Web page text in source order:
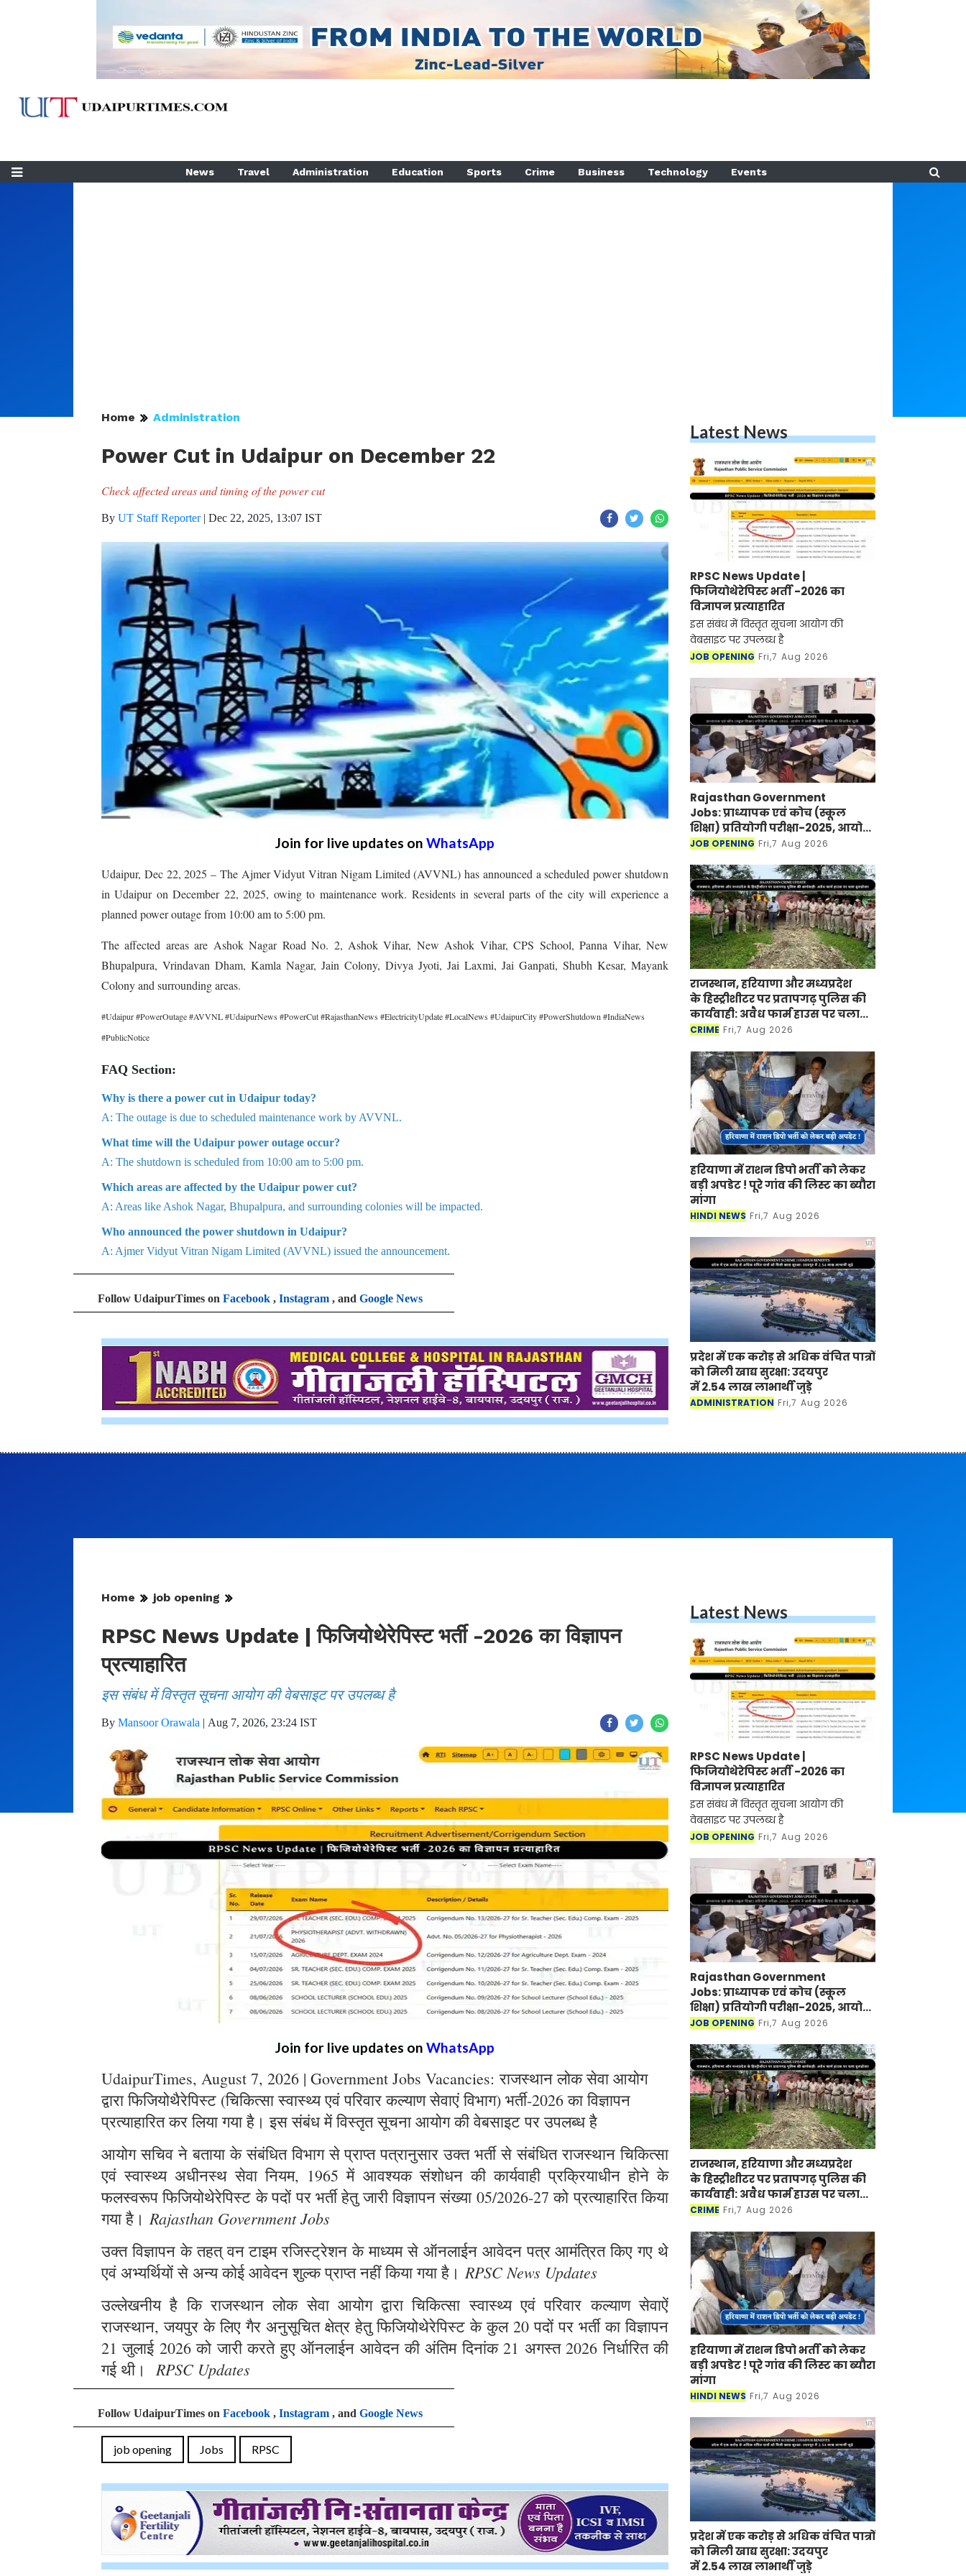
News Travel Administration Education Sports Crime Business Technology Events
Home Administration
Power Cut in Udaipur on December 22
Check affected areas and timing of the power cut
By UT Staff Reporter| Dec 22, 2025, 13:07 IST
Join for live updates on WhatsApp
Udaipur, Dec 22, 2025 – The Ajmer Vidyut Vitran Nigam Limited (AVVNL) has announced a scheduled power shutdown
in Udaipur on December 22, 2025, owing to maintenance work. Residents in several parts of the city will experience a
planned power outage from 10:00 am to 5:00 pm.
The affected areas are Ashok Nagar Road No. 2, Ashok Vihar, New Ashok Vihar, CPS School, Panna Vihar, New
Bhupalpura, Vrindavan Dham, Kamla Nagar, Jain Colony, Divya Jyoti, Jai Laxmi, Jai Ganpati, Shubh Kesar, Mayank
Colony and surrounding areas.
#Udaipur #PowerOutage #AVVNL #UdaipurNews #PowerCut #RajasthanNews #ElectricityUpdate #LocalNews #UdaipurCity #PowerShutdown #IndiaNews
#PublicNotice
FAQ Section:
Why is there a power cut in Udaipur today?
A: The outage is due to scheduled maintenance work by AVVNL.
What time will the Udaipur power outage occur?
A: The shutdown is scheduled from 10:00 am to 5:00 pm.
Which areas are affected by the Udaipur power cut?
A: Areas like Ashok Nagar, Bhupalpura, and surrounding colonies will be impacted.
Who announced the power shutdown in Udaipur?
A: Ajmer Vidyut Vitran Nigam Limited (AVVNL) issued the announcement.
Follow UdaipurTimes on Facebook , Instagram , and Google News
Latest News
RPSC News Update |
फिजियोथेरेपिस्ट भर्ती -2026 का
विज्ञापन प्रत्याहारित
इस संबंध में विस्तृत सूचना आयोग की
वेबसाइट पर उपलब्ध है
JOB OPENING Fri,7 Aug 2026
Rajasthan Government
Jobs: प्राध्यापक एवं कोच (स्कूल
शिक्षा) प्रतियोगी परीक्षा-2025, आयोग
ने जारी की हिंदी विषय की विचारित
JOB OPENING Fri,7 Aug 2026
राजस्थान, हरियाणा और मध्यप्रदेश
के हिस्ट्रीशीटर पर प्रतापगढ़ पुलिस की
कार्यवाही: अवैध फार्म हाउस पर चला
बुलडोजर
CRIME Fri,7 Aug 2026
हरियाणा में राशन डिपो भर्ती को लेकर
बड़ी अपडेट ! पूरे गांव की लिस्ट का ब्यौरा
मांगा
HINDI NEWS Fri,7 Aug 2026
प्रदेश में एक करोड़ से अधिक वंचित पात्रों
को मिली खाद्य सुरक्षा: उदयपुर
में 2.54 लाख लाभार्थी जुड़े
ADMINISTRATION Fri,7 Aug 2026
Home job opening
RPSC News Update | फिजियोथेरेपिस्ट भर्ती -2026 का विज्ञापन
प्रत्याहारित
इस संबंध में विस्तृत सूचना आयोग की वेबसाइट पर उपलब्ध है
By Mansoor Orawala | Aug 7, 2026, 23:24 IST
Join for live updates on WhatsApp
UdaipurTimes, August 7, 2026 | Government Jobs Vacancies: राजस्थान लोक सेवा आयोग
द्वारा फिजियोथैरेपिस्ट (चिकित्सा स्वास्थ्य एवं परिवार कल्याण सेवाएं विभाग) भर्ती-2026 का विज्ञापन
प्रत्याहारित कर लिया गया है। इस संबंध में विस्तृत सूचना आयोग की वेबसाइट पर उपलब्ध है
आयोग सचिव ने बताया के संबंधित विभाग से प्राप्त पत्रानुसार उक्त भर्ती से संबंधित राजस्थान चिकित्सा
एवं स्वास्थ्य अधीनस्थ सेवा नियम, 1965 में आवश्यक संशोधन की कार्यवाही प्रक्रियाधीन होने के
फलस्वरूप फिजियोथेरेपिस्ट के पदों पर भर्ती हेतु जारी विज्ञापन संख्या 05/2026-27 को प्रत्याहारित किया
गया है। Rajasthan Government Jobs
उक्त विज्ञापन के तहत् वन टाइम रजिस्ट्रेशन के माध्यम से ऑनलाईन आवेदन पत्र आमंत्रित किए गए थे
एवं अभ्यर्थियों से अन्य कोई आवेदन शुल्क प्राप्त नहीं किया गया है। RPSC News Updates
उल्लेखनीय है कि राजस्थान लोक सेवा आयोग द्वारा चिकित्सा स्वास्थ्य एवं परिवार कल्याण सेवाऐं
राजस्थान, जयपुर के लिए गैर अनुसूचित क्षेत्र हेतु फिजियोथेरेपिस्ट के कुल 20 पदों पर भर्ती का विज्ञापन
21 जुलाई 2026 को जारी करते हुए ऑनलाईन आवेदन की अंतिम दिनांक 21 अगस्त 2026 निर्धारित की
गई थी। RPSC Updates
Follow UdaipurTimes on Facebook , Instagram , and Google News
job opening Jobs RPSC
Latest News
RPSC News Update |
फिजियोथेरेपिस्ट भर्ती -2026 का
विज्ञापन प्रत्याहारित
इस संबंध में विस्तृत सूचना आयोग की
वेबसाइट पर उपलब्ध है
JOB OPENING Fri,7 Aug 2026
Rajasthan Government
Jobs: प्राध्यापक एवं कोच (स्कूल
शिक्षा) प्रतियोगी परीक्षा-2025, आयोग
ने जारी की हिंदी विषय की विचारित
JOB OPENING Fri,7 Aug 2026
राजस्थान, हरियाणा और मध्यप्रदेश
के हिस्ट्रीशीटर पर प्रतापगढ़ पुलिस की
कार्यवाही: अवैध फार्म हाउस पर चला
बुलडोजर
CRIME Fri,7 Aug 2026
हरियाणा में राशन डिपो भर्ती को लेकर
बड़ी अपडेट ! पूरे गांव की लिस्ट का ब्यौरा
मांगा
HINDI NEWS Fri,7 Aug 2026
प्रदेश में एक करोड़ से अधिक वंचित पात्रों
को मिली खाद्य सुरक्षा: उदयपुर
में 2.54 लाख लाभार्थी जुड़े